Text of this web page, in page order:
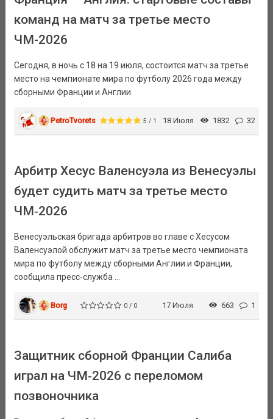
команд на матч за третье место
ЧМ-2026
Сегодня, в ночь с 18 на 19 июля, состоится матч за третье
место на чемпионате мира по футболу 2026 года между
сборными Франции и Англии.
PetroTvorets 5 / 1 18 Июля 1832 32
Арбитр Хесус Валенсуэла из Венесуэлы
будет судить матч за третье место
ЧМ‑2026
Венесуэльская бригада арбитров во главе с Хесусом
Валенсуэлой обслужит матч за третье место чемпионата
мира по футболу между сборными Англии и Франции,
сообщила пресс‑служба ...
Borg 0 / 0 17 Июля 663 1
Защитник сборной Франции Салиба
играл на ЧМ‑2026 с переломом
позвоночника